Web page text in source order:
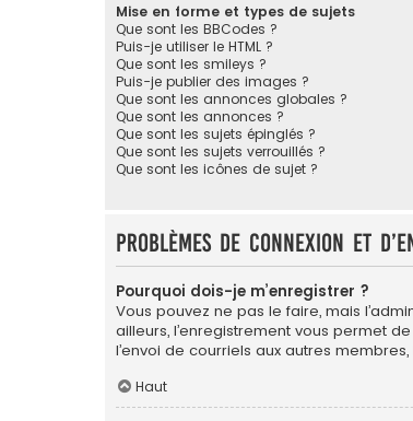
Mise en forme et types de sujets
Que sont les BBCodes ?
Puis-je utiliser le HTML ?
Que sont les smileys ?
Puis-je publier des images ?
Que sont les annonces globales ?
Que sont les annonces ?
Que sont les sujets épinglés ?
Que sont les sujets verrouillés ?
Que sont les icônes de sujet ?
Problèmes de connexion et
Pourquoi dois-je m’enregistrer ?
Vous pouvez ne pas le faire, mais
ailleurs, l’enregistrement vous permet
l’envoi de courriels aux autres
Haut